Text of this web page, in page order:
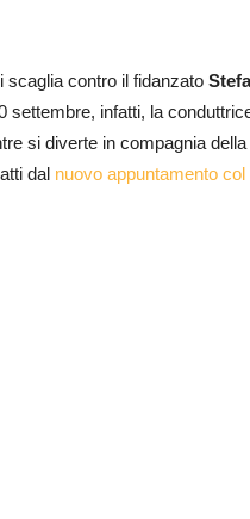
scaglia contro il fidanzato
settembre, infatti, la
si diverte in compagnia della
dal nuovo appuntamento col